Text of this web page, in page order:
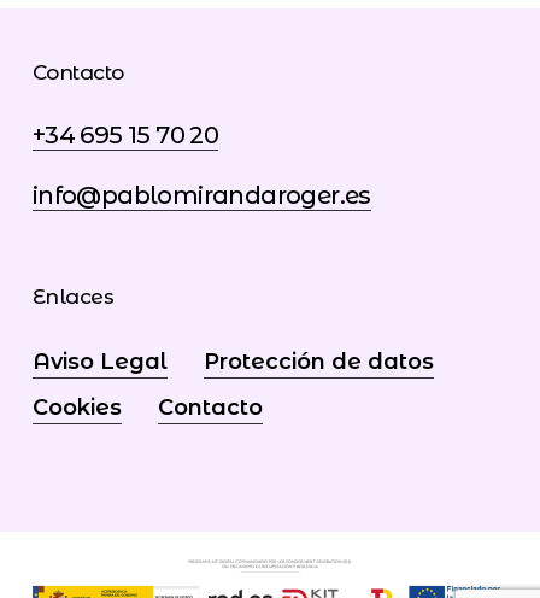
Contacto
+34 695 15 70 20
info@pablomirandaroger.es
Enlaces
Aviso Legal
Protección de datos
Cookies
Contacto